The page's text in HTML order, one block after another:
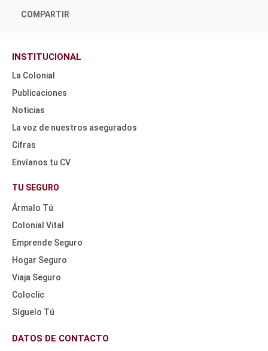
COMPARTIR
INSTITUCIONAL
La Colonial
Publicaciones
Noticias
La voz de nuestros asegurados
Cifras
Envíanos tu CV
NAV
TU SEGURO
Ármalo Tú
Colonial Vital
Emprende Seguro
Hogar Seguro
Viaja Seguro
Coloclic
Síguelo Tú
DATOS DE CONTACTO